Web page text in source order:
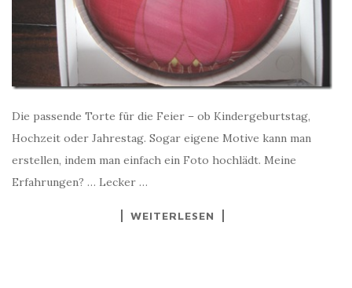
Die passende Torte für die Feier – ob Kindergeburtstag,
Hochzeit oder Jahrestag. Sogar eigene Motive kann man
erstellen, indem man einfach ein Foto hochlädt. Meine
Erfahrungen? … Lecker …
WEITERLESEN